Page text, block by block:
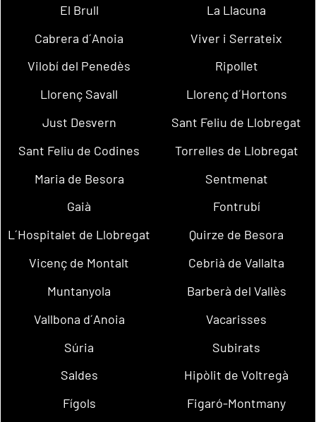
El Brull
La Llacuna
Cabrera d´Anoia
Viver i Serrateix
Vilobí del Penedès
Ripollet
Llorenç Savall
Llorenç d´Hortons
Just Desvern
Sant Feliu de Llobregat
Sant Feliu de Codines
Torrelles de Llobregat
Maria de Besora
Sentmenat
Gaià
Fontrubí
L´Hospitalet de Llobregat
Quirze de Besora
Vicenç de Montalt
Cebrià de Vallalta
Muntanyola
Barberà del Vallès
Vallbona d´Anoia
Vacarisses
Súria
Subirats
Saldes
Hipòlit de Voltregà
Fígols
Figaró-Montmany